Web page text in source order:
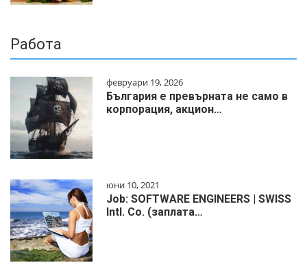
Работа
февруари 19, 2026
България е превърната не само в
корпорация, акцион…
юни 10, 2021
Job: SOFTWARE ENGINEERS | SWISS
Intl. Co. (заплата…